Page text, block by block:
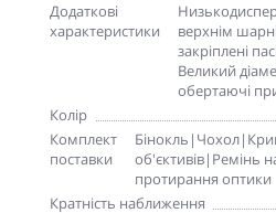
Додаткові
характеристики
верхнім
закріплені
Великий
обертаючі
Колір
Комплект
поставки
об'єктивів|Ремінь
протирання оптики
Кратність наближення